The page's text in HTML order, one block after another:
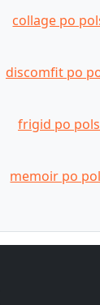
collage po
discomfit po
frigid po
memoir po